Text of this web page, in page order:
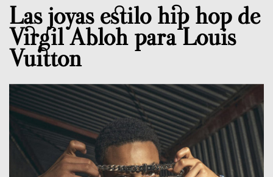
Las joyas estilo hip hop de
Virgil Abloh para Louis
Vuitton